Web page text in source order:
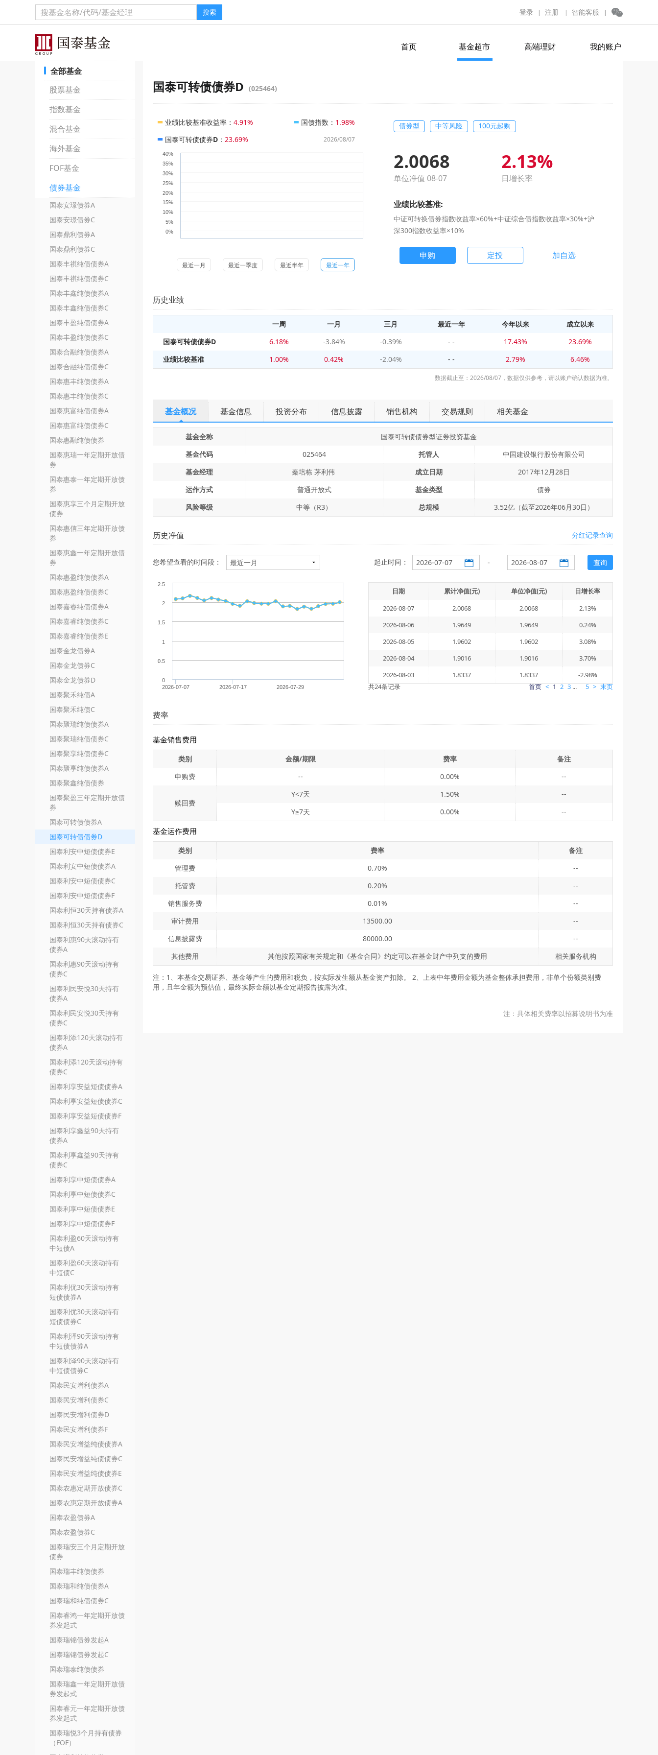
搜索 登录 | 注册 | 智能客服 |
首页 基金超市 高端理财 我的账户
全部基金
股票基金
指数基金
混合基金
海外基金
FOF基金
债券基金
国泰安璟债券A
国泰安璟债券C
国泰鼎利债券A
国泰鼎利债券C
国泰丰祺纯债债券A
国泰丰祺纯债债券C
国泰丰鑫纯债债券A
国泰丰鑫纯债债券C
国泰丰盈纯债债券A
国泰丰盈纯债债券C
国泰合融纯债债券A
国泰合融纯债债券C
国泰惠丰纯债债券A
国泰惠丰纯债债券C
国泰惠富纯债债券A
国泰惠富纯债债券C
国泰惠融纯债债券
国泰惠瑞一年定期开放债
券
国泰惠泰一年定期开放债
券
国泰惠享三个月定期开放
债券
国泰惠信三年定期开放债
券
国泰惠鑫一年定期开放债
券
国泰惠盈纯债债券A
国泰惠盈纯债债券C
国泰嘉睿纯债债券A
国泰嘉睿纯债债券C
国泰嘉睿纯债债券E
国泰金龙债券A
国泰金龙债券C
国泰金龙债券D
国泰聚禾纯债A
国泰聚禾纯债C
国泰聚瑞纯债债券A
国泰聚瑞纯债债券C
国泰聚享纯债债券C
国泰聚享纯债债券A
国泰聚鑫纯债债券
国泰聚盈三年定期开放债
券
国泰可转债债券A
国泰可转债债券D
国泰利安中短债债券E
国泰利安中短债债券A
国泰利安中短债债券C
国泰利安中短债债券F
国泰利恒30天持有债券A
国泰利恒30天持有债券C
国泰利惠90天滚动持有
债券A
国泰利惠90天滚动持有
债券C
国泰利民安悦30天持有
债券A
国泰利民安悦30天持有
债券C
国泰利添120天滚动持有
债券A
国泰利添120天滚动持有
债券C
国泰利享安益短债债券A
国泰利享安益短债债券C
国泰利享安益短债债券F
国泰利享鑫益90天持有
债券A
国泰利享鑫益90天持有
债券C
国泰利享中短债债券A
国泰利享中短债债券C
国泰利享中短债债券E
国泰利享中短债债券F
国泰利盈60天滚动持有
中短债A
国泰利盈60天滚动持有
中短债C
国泰利优30天滚动持有
短债债券A
国泰利优30天滚动持有
短债债券C
国泰利泽90天滚动持有
中短债债券A
国泰利泽90天滚动持有
中短债债券C
国泰民安增利债券A
国泰民安增利债券C
国泰民安增利债券D
国泰民安增利债券F
国泰民安增益纯债债券A
国泰民安增益纯债债券C
国泰民安增益纯债债券E
国泰农惠定期开放债券C
国泰农惠定期开放债券A
国泰农盈债券A
国泰农盈债券C
国泰瑞安三个月定期开放
债券
国泰瑞丰纯债债券
国泰瑞和纯债债券A
国泰瑞和纯债债券C
国泰睿鸿一年定期开放债
券发起式
国泰瑞锦债券发起A
国泰瑞锦债券发起C
国泰瑞泰纯债债券
国泰瑞鑫一年定期开放债
券发起式
国泰睿元一年定期开放债
券发起式
国泰瑞悦3个月持有债券
（FOF）
国泰可转债债券D (025464)
业绩比较基准收益率 ： 4.91% 国债指数 ： 1.98%
国泰可转债债券D ： 23.69% 2026/08/07
0%
5%
10%
15%
20%
25%
30%
35%
40%
最近一月 最近一季度 最近半年 最近一年
债券型 中等风险 100元起购
2.0068
单位净值 08-07
2.13%
日增长率
业绩比较基准:
中证可转换债券指数收益率×60%+中证综合债指数收益率×30%+沪
深300指数收益率×10%
申购 定投 加自选
历史业绩
一周 一月 三月 最近一年 今年以来
成立以来
国泰可转债债券D
6.18% -3.84% -0.39% - - 17.43%
23.69%
业绩比较基准
1.00% 0.42% -2.04% - - 2.79% 6.46%
数据截止至：2026/08/07，数据仅供参考，请以账户确认数据为准。
基金概况 基金信息 投资分布 信息披露 销售机构 交易规则 相关基金
基金全称
国泰可转债债券型证券投资基金
基金代码
025464 托管人
中国建设银行股份有限公司
基金经理
秦培栋 茅利伟 成立日期
2017年12月28日
运作方式
普通开放式 基金类型
债券
风险等级
中等（R3） 总规模 3.52亿（截至2026年06月30日）
历史净值 分红记录查询
您希望查看的时间段： 起止时间： - 查询
2026-07-07 2026-07-17 2026-07-29
0
0.5
1
1.5
2
2.5
日期 累计净值(元) 单位净值(元)
日增长率
2026-08-07
2.0068 2.0068
2.13%
2026-08-06
1.9649 1.9649
0.24%
2026-08-05
1.9602 1.9602
3.08%
2026-08-04
1.9016 1.9016
3.70%
2026-08-03
1.8337 1.8337
-2.98%
共24条记录
首页 < 1 2 3... 5 > 末页
费率
基金销售费用
类别 金额/期限 费率
备注
申购费
-- 0.00% --
赎回费
Y<7天 1.50%
--
Y≥7天
0.00% --
基金运作费用
类别 费率
备注
管理费
0.70%
--
托管费
0.20%
--
销售服务费
0.01%
--
审计费用
13500.00
--
信息披露费
80000.00
--
其他费用
其他按照国家有关规定和《基金合同》约定可以在基金财产中列支的费用 相关服务机构
注：1、本基金交易证券、基金等产生的费用和税负，按实际发生额从基金资产扣除。 2、上表中年费用金额为基金整体承担费用，非单个份额类别费
用，且年金额为预估值，最终实际金额以基金定期报告披露为准。
注：具体相关费率以招募说明书为准